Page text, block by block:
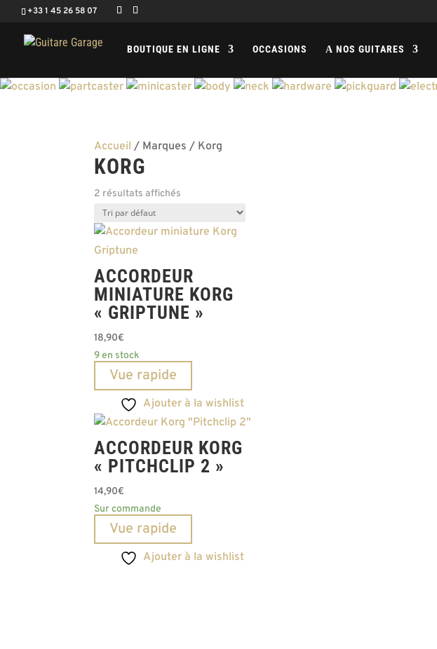
+33 1 45 26 58 07
BOUTIQUE EN LIGNE OCCASIONS A NOS GUITARES
Accueil / Marques / Korg
KORG
2 résultats affichés
ACCORDEUR
MINIATURE KORG
« GRIPTUNE »
18,90€
9 en stock
Vue rapide
Ajouter à la wishlist
ACCORDEUR KORG
« PITCHCLIP 2 »
14,90€
Sur commande
Vue rapide
Ajouter à la wishlist